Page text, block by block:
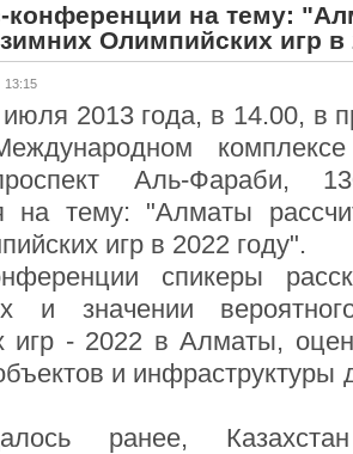
конференции на тему:
Олимпийских игр в
13:15
июля 2013 года, в 14.00, в
Аль-Фараби,
на тему: "Алматы
игр в 2022 году".
спикеры
и значении
игр - 2022 в Алматы,
и инфраструктуры
ранее,